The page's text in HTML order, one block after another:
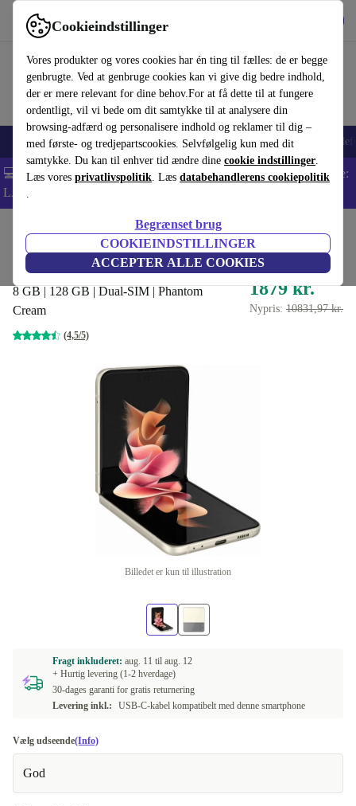
Cookieindstillinger
Vores produkter og vores cookies har én ting til fælles: de er begge
genbrugte. Ved at genbruge cookies kan vi give dig bedre indhold,
der er mere relevant for dine behov.For at få dette til at fungere
ordentligt, vil vi bede om dit samtykke til at analysere din
browsing-adfærd og personalisere indhold og reklamer til dig –
med første- og tredjepartscookies. Selvfølgelig kun med dit
samtykke. Du kan til enhver tid ændre dine cookie indstillinger.
Læs vores privatlivspolitik. Læs databehandlerens cookiepolitik
.
Begrænset brug
COOKIEINDSTILLINGER
ACCEPTER ALLE COOKIES
Brug refurbed hurtigt og nemt
Smartphones Bærbare Tablets Smartwatches Tilbehør
💻 Ekstra 5% rabat på alle MacBooks og bærbare computere - Kode:
LAPTOP5 -
Mobiltelefoner og smartphones
Samsung Galaxy Z Flip3 5G
8 GB | 128 GB | Dual-SIM | Phantom
Cream
(4,5/5)
1879 kr.
Nypris: 10831,97 kr.
Billedet er kun til illustration
Fragt inkluderet: aug. 11 til aug. 12
+ Hurtig levering (1-2 hverdage)
30-dages garanti for gratis returnering
Levering inkl.:
USB-C-kabel kompatibelt med denne smartphone
Vælg udseende(Info)
God